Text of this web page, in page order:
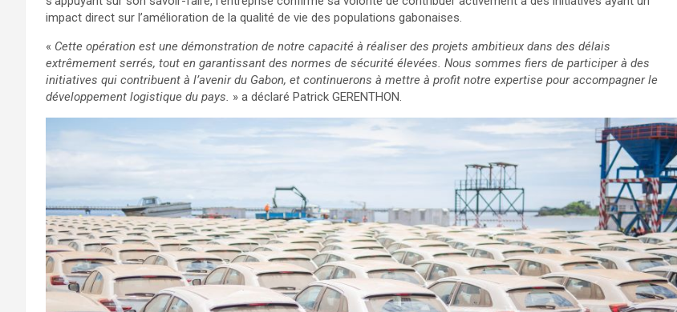
impact direct sur l’amélioration de la qualité de vie des populations gabonaises.
« Cette opération est une démonstration de notre capacité à réaliser des projets ambitieux dans des délais
extrêmement serrés, tout en garantissant des normes de sécurité élevées. Nous sommes fiers de participer à des
initiatives qui contribuent à l’avenir du Gabon, et continuerons à mettre à profit notre expertise pour accompagner le
développement logistique du pays. » a déclaré Patrick GERENTHON.